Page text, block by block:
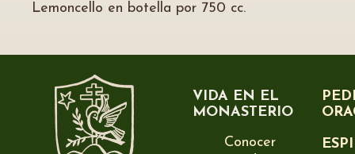
Lemoncello en botella por 750 cc.
VIDA EN EL
MONASTERIO
Conocer